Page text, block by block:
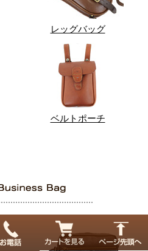
レッグバッグ
ベルトポーチ